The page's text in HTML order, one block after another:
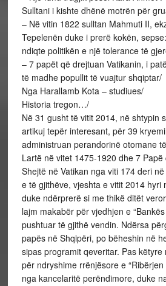
Sulltani i kishte dhënë motrën për
– Në vitin 1822 sulltan Mahmuti II,
Tepelenën duke i prerë kokën,
ndiqte politikën e një tolerance të
– 7 papët që drejtuan Vatikanin, i
të madhe popullit të vuajtur shqiptar/
Nga Harallamb Kota – studiues/
Historia tregon…/
Në 31 gusht të vitit 2014, në shtypin
artikuj tepër interesant, për 39
administruan perandorinë otomane
Lartë në vitet 1475-1920 dhe 7
Shejtë në Vatikan nga viti 174 deri
e të gjithëve, vjeshta e vitit 2014 hyri
duke ndërprerë si me thikë ditët
lajm makabër për vjedhjen e
pushtuar të gjithë vendin. Ndërsa
papës në Shqipëri, po bëheshin në
sipas programit qeveritar. Pas
për ndryshime rrënjësore e “Ribërjen
nga kancelaritë perëndimore, duke